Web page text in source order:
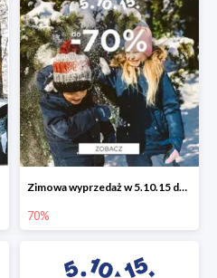
Zimowa wyprzedaż w 5.10.15 do -70%
70%